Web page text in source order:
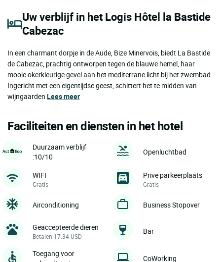
Uw verblijf in het Logis Hôtel la Bastide
Cabezac
In een charmant dorpje in de Aude, Bize Minervois, biedt La Bastide
de Cabezac, prachtig ontworpen tegen de blauwe hemel, haar
mooie okerkleurige gevel aan het mediterrane licht bij het zwembad.
Ingericht met een eigentijdse geest, schittert het te midden van
wijngaarden Lees meer
Faciliteiten en diensten in het hotel
Duurzaam verblijf
:10/10
Openluchtbad
WIFI
Gratis
Prive parkeerplaats
Gratis
Airconditioning Business Stopover
Geaccepteerde dieren
Betalen 17.34 USD
Bar
Toegang voor
CoWorking